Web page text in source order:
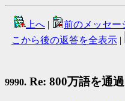
上へ | 前のメッセー
こから後の返答を全表示 |
9990. Re: 800万語を通過